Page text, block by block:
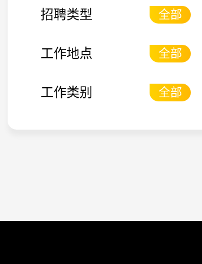
招聘类型 全部
工作地点 全部
工作类别 全部